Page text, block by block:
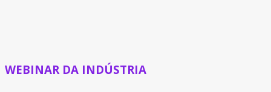
WEBINAR DA INDÚSTRIA